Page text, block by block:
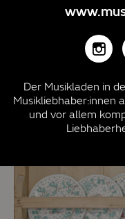
Der Musikladen in
Musikliebhaber:innen
und vor allem